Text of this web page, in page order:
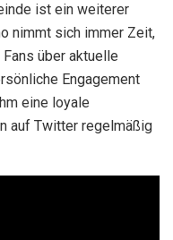
ist ein weiterer
nimmt sich immer Zeit,
über aktuelle
Engagement
eine loyale
auf Twitter regelmäßig